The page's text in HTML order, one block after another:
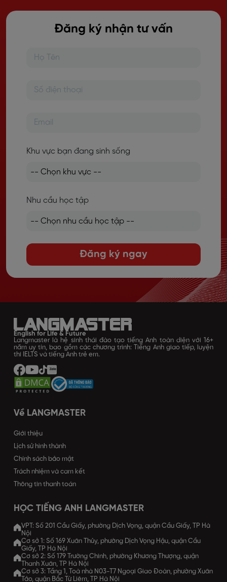
Đăng ký nhận tư vấn
Khu vực bạn đang sinh sống
Nhu cầu học tập
Đăng ký ngay
English for Life & Future
Langmaster là hệ sinh thái đào tạo tiếng Anh toàn diện với 16+
năm uy tín, bao gồm các chương trình: Tiếng Anh giao tiếp, luyện
thi IELTS và tiếng Anh trẻ em.
Về LANGMASTER
Giới thiệu
Lịch sử hình thành
Chính sách bảo mật
Trách nhiệm và cam kết
Thông tin thanh toán
HỌC TIẾNG ANH LANGMASTER
VPT: Số 201 Cầu Giấy, phường Dịch Vọng, quận Cầu Giấy, TP Hà
Nội
Cơ sở 1: Số 169 Xuân Thủy, phường Dịch Vọng Hậu, quận Cầu
Giấy, TP Hà Nội
Cơ sở 2: Số 179 Trường Chinh, phường Khương Thượng, quận
Thanh Xuân, TP Hà Nội
Cơ sở 3: Tầng 1, Toà nhà N03-T7 Ngoại Giao Đoàn, phường Xuân
Tảo, quận Bắc Từ Liêm, TP Hà Nội